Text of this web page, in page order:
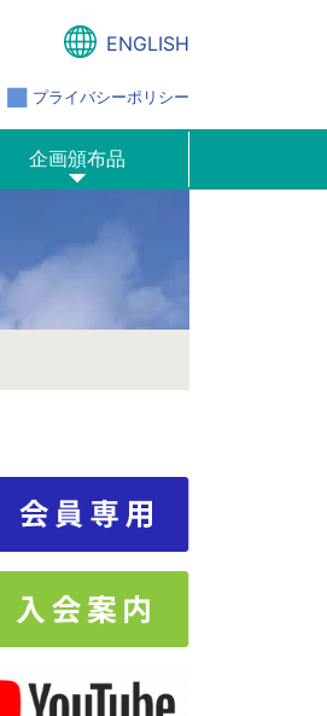
ENGLISH
プライバシーポリシー
企画頒布品